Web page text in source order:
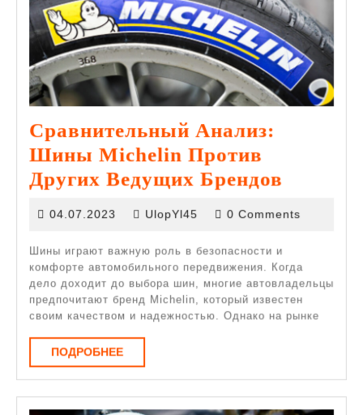
Сравнительный Анализ:
Шины Michelin Против
Других Ведущих Брендов
Шины
Против
Других
04.07.2023 04.07.2023
UlopYl45 0 Comments
Шины играют важную роль в безопасности и
комфорте автомобильного передвижения. Когда
дело доходит до выбора шин, многие автовладельцы
предпочитают бренд Michelin, который известен
своим качеством и надежностью. Однако на рынке
ПОДРОБНЕЕПОДРОБНЕЕ